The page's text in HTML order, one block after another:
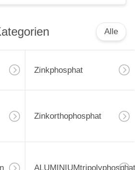
Alle
Zinkphosphat
Zinkorthophosphat
ALUMINIUMtripolyphosphat